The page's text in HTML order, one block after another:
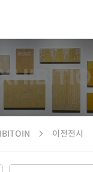
 이전전시